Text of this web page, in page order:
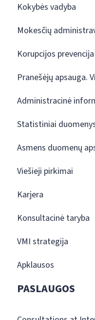
Kokybės vadyba
Mokesčių
Korupcijos prevencija
Pranešėjų apsauga.
Administracinė
Statistiniai
Asmens duomenų
Viešieji pirkimai
Karjera
Konsultacinė taryba
VMI strategija
Apklausos
PASLAUGOS